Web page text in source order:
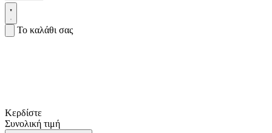
Το καλάθι σας
Κερδίστε
Συνολική τιμή